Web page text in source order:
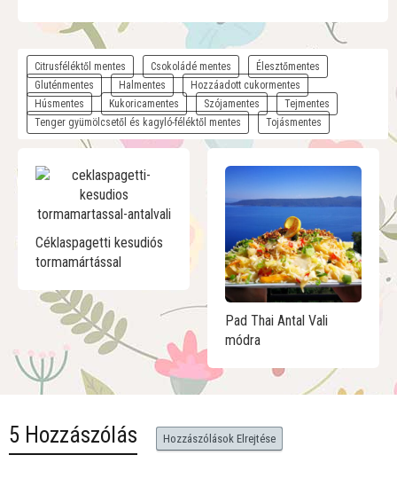
Citrusféléktől mentes Csokoládé mentes
Élesztőmentes
Gluténmentes
Halmentes
Hozzáadott cukormentes
Húsmentes
Kukoricamentes Szójamentes
Tejmentes
Tenger gyümölcsetől és kagyló-féléktől mentes
Tojásmentes
Céklaspagetti kesudiós
tormamártással
Pad Thai Antal Vali
módra
5 Hozzászólás Hozzászólások Elrejtése